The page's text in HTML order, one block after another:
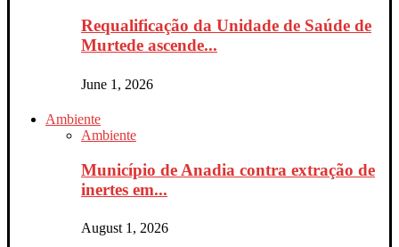
Requalificação da Unidade de Saúde de
Murtede ascende...
June 1, 2026
Ambiente
Ambiente
Município de Anadia contra extração de
inertes em...
August 1, 2026